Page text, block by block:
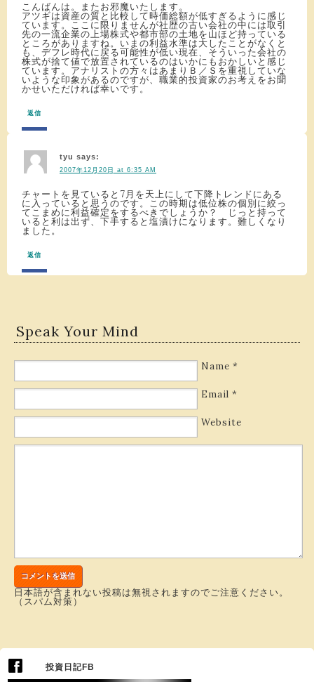
こんばんは。またお邪魔いたします。
アツギは資産の質と比較して時価総額が低すぎるように感じ
ています。ここに限りませんが社歴の古い会社の中には取引
先の一流企業の上場株式や都市部の土地を山ほど持っている
ところがありますね。いまの利益水準は大したことがなくと
も、デフレ時代に戻る可能性が低い現在、そういった会社の
株式が捨て値で放置されているのはいかにもおかしいと感じ
ています。アナリストの方々はあまりＢ／Ｓを重視していな
いような印象があるのですが、職業的投資家のお考えをお聞
かせいただければ幸いです。
返信
tyu says:
2007年12月20日 at 6:35 AM
チャートを見ていると7月を天上にして下降トレンドにある
に入っていると思うのです。この時期は低位株の個別に絞っ
てこまめに利益確定をするべきでしょうか？ じっと持って
いると利は出ず、下手すると塩漬けになります。難しくなり
ました。
返信
Speak Your Mind
Name *
Email *
Website
日本語が含まれない投稿は無視されますのでご注意ください。
（スパム対策）
投資日記FB